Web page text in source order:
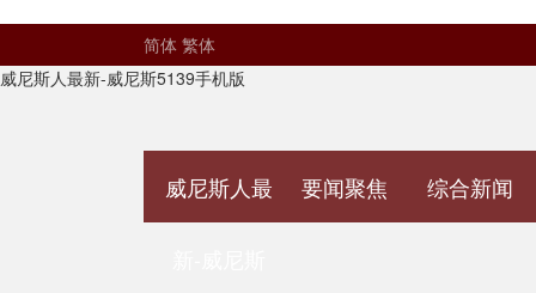
简体 繁体
威尼斯人最新-威尼斯5139手机版
威尼斯人最 要闻聚焦 综合新闻